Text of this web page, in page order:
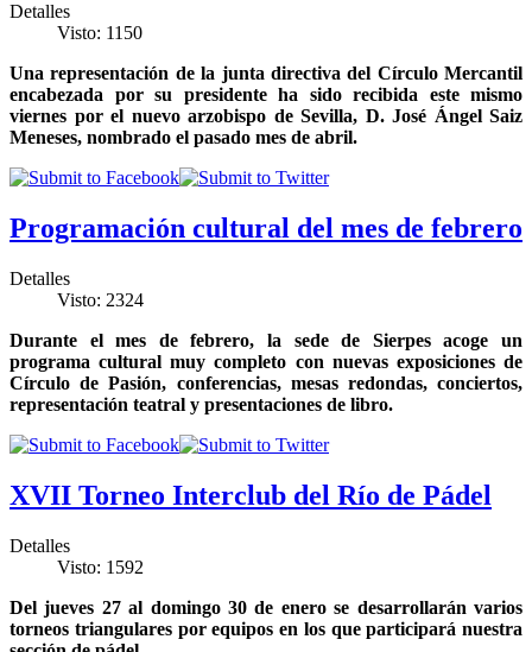
Detalles
Visto: 1150
Una representación de la junta directiva del Círculo Mercantil
encabezada por su presidente ha sido recibida este mismo
viernes por el nuevo arzobispo de Sevilla, D. José Ángel Saiz
Meneses, nombrado el pasado mes de abril.
Programación cultural del mes de febrero
Detalles
Visto: 2324
Durante el mes de febrero, la sede de Sierpes acoge un
programa cultural muy completo con nuevas exposiciones de
Círculo de Pasión, conferencias, mesas redondas, conciertos,
representación teatral y presentaciones de libro.
XVII Torneo Interclub del Río de Pádel
Detalles
Visto: 1592
Del jueves 27 al domingo 30 de enero se desarrollarán varios
torneos triangulares por equipos en los que participará nuestra